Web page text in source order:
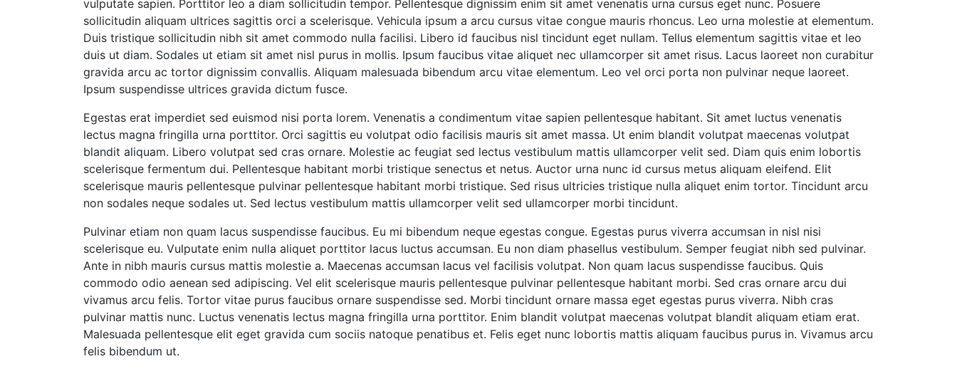
vulputate sapien. Porttitor leo a diam sollicitudin tempor. Pellentesque dignissim enim sit amet venenatis urna cursus eget nunc. Posuere
sollicitudin aliquam ultrices sagittis orci a scelerisque. Vehicula ipsum a arcu cursus vitae congue mauris rhoncus. Leo urna molestie at elementum.
Duis tristique sollicitudin nibh sit amet commodo nulla facilisi. Libero id faucibus nisl tincidunt eget nullam. Tellus elementum sagittis vitae et leo
duis ut diam. Sodales ut etiam sit amet nisl purus in mollis. Ipsum faucibus vitae aliquet nec ullamcorper sit amet risus. Lacus laoreet non curabitur
gravida arcu ac tortor dignissim convallis. Aliquam malesuada bibendum arcu vitae elementum. Leo vel orci porta non pulvinar neque laoreet.
Ipsum suspendisse ultrices gravida dictum fusce.
Egestas erat imperdiet sed euismod nisi porta lorem. Venenatis a condimentum vitae sapien pellentesque habitant. Sit amet luctus venenatis
lectus magna fringilla urna porttitor. Orci sagittis eu volutpat odio facilisis mauris sit amet massa. Ut enim blandit volutpat maecenas volutpat
blandit aliquam. Libero volutpat sed cras ornare. Molestie ac feugiat sed lectus vestibulum mattis ullamcorper velit sed. Diam quis enim lobortis
scelerisque fermentum dui. Pellentesque habitant morbi tristique senectus et netus. Auctor urna nunc id cursus metus aliquam eleifend. Elit
scelerisque mauris pellentesque pulvinar pellentesque habitant morbi tristique. Sed risus ultricies tristique nulla aliquet enim tortor. Tincidunt arcu
non sodales neque sodales ut. Sed lectus vestibulum mattis ullamcorper velit sed ullamcorper morbi tincidunt.
Pulvinar etiam non quam lacus suspendisse faucibus. Eu mi bibendum neque egestas congue. Egestas purus viverra accumsan in nisl nisi
scelerisque eu. Vulputate enim nulla aliquet porttitor lacus luctus accumsan. Eu non diam phasellus vestibulum. Semper feugiat nibh sed pulvinar.
Ante in nibh mauris cursus mattis molestie a. Maecenas accumsan lacus vel facilisis volutpat. Non quam lacus suspendisse faucibus. Quis
commodo odio aenean sed adipiscing. Vel elit scelerisque mauris pellentesque pulvinar pellentesque habitant morbi. Sed cras ornare arcu dui
vivamus arcu felis. Tortor vitae purus faucibus ornare suspendisse sed. Morbi tincidunt ornare massa eget egestas purus viverra. Nibh cras
pulvinar mattis nunc. Luctus venenatis lectus magna fringilla urna porttitor. Enim blandit volutpat maecenas volutpat blandit aliquam etiam erat.
Malesuada pellentesque elit eget gravida cum sociis natoque penatibus et. Felis eget nunc lobortis mattis aliquam faucibus purus in. Vivamus arcu
felis bibendum ut.